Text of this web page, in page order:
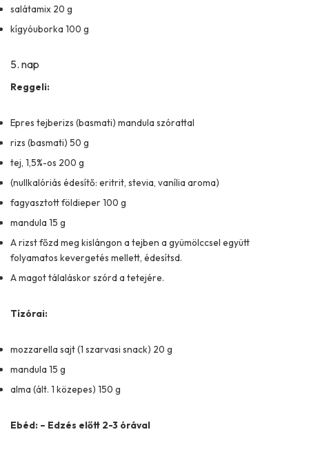
salátamix 20 g
kígyóuborka 100 g
5. nap
Reggeli:
Epres tejberizs (basmati) mandula szórattal
rizs (basmati) 50 g
tej, 1,5%-os 200 g
(nullkalóriás édesítő: eritrit, stevia, vanília aroma)
fagyasztott földieper 100 g
mandula 15 g
A rizst főzd meg kislángon a tejben a gyümölccsel együtt
folyamatos kevergetés mellett, édesítsd.
A magot tálaláskor szórd a tetejére.
Tízórai:
mozzarella sajt (1 szarvasi snack) 20 g
mandula 15 g
alma (ált. 1 közepes) 150 g
Ebéd: – Edzés előtt 2-3 órával